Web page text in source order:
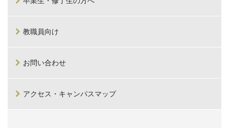
教職員向け
お問い合わせ
アクセス・キャンパスマップ